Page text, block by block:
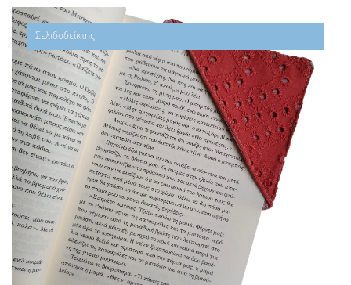
Σελιδοδείκτης